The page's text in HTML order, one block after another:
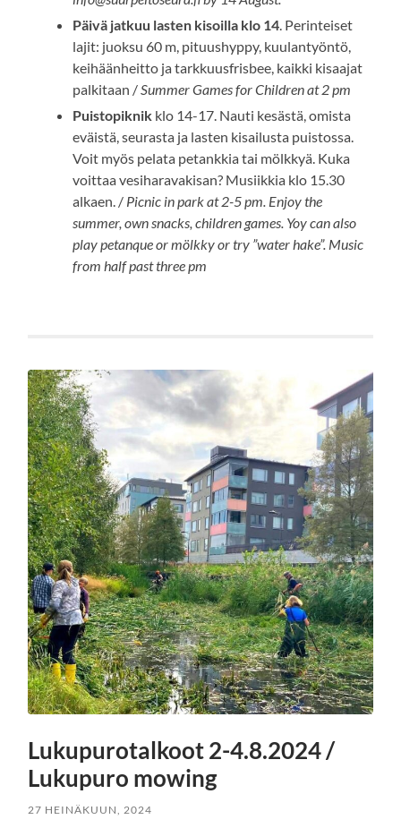
Päivä jatkuu lasten kisoilla klo 14 . Perinteiset
lajit: juoksu 60 m, pituushyppy, kuulantyöntö,
keihäänheitto ja tarkkuusfrisbee, kaikki kisaajat
palkitaan / Summer Games for Children at 2 pm
Puistopiknik klo 14-17. Nauti kesästä, omista
eväistä, seurasta ja lasten kisailusta puistossa.
Voit myös pelata petankkia tai mölkkyä. Kuka
voittaa vesiharavakisan? Musiikkia klo 15.30
alkaen. / Picnic in park at 2-5 pm. Enjoy the
summer, own snacks, children games. Yoy can also
play petanque or mölkky or try ”water hake”. Music
from half past three pm
Lukupurotalkoot 2-4.8.2024 /
Lukupuro mowing
27 HEINÄKUUN, 2024